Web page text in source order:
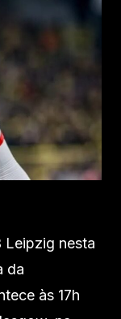
Leipzig nesta
da
às 17h